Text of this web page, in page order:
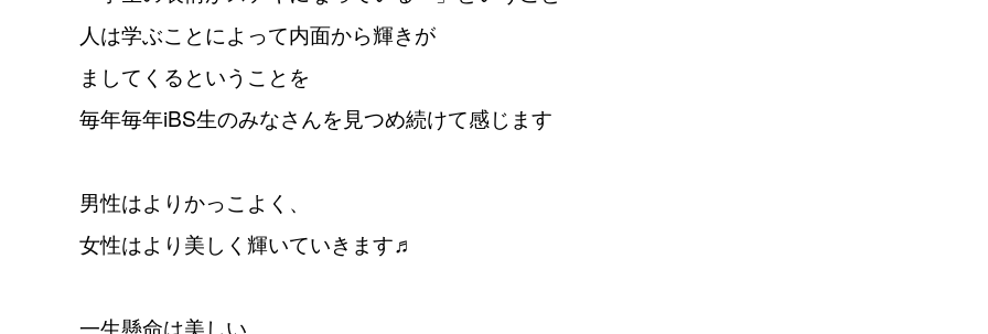
人は学ぶことによって内面から輝きが
ましてくるということを
毎年毎年iBS生のみなさんを見つめ続けて感じます
男性はよりかっこよく、
女性はより美しく輝いていきます♬
一生懸命は美しい